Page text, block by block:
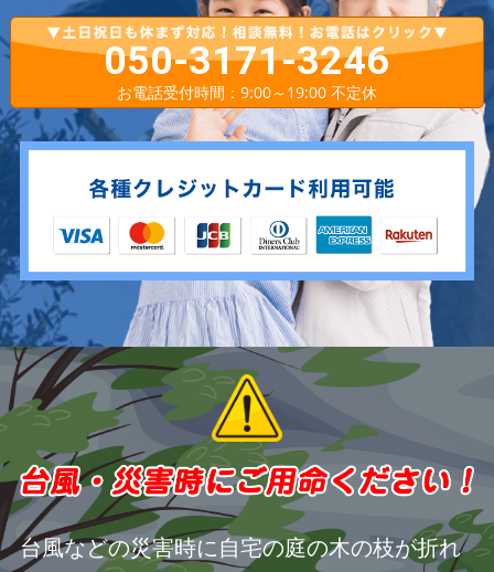
050-3171-3246
お電話受付時間：9:00～19:00 不定休
台風などの災害時に自宅の庭の木の枝が折れ